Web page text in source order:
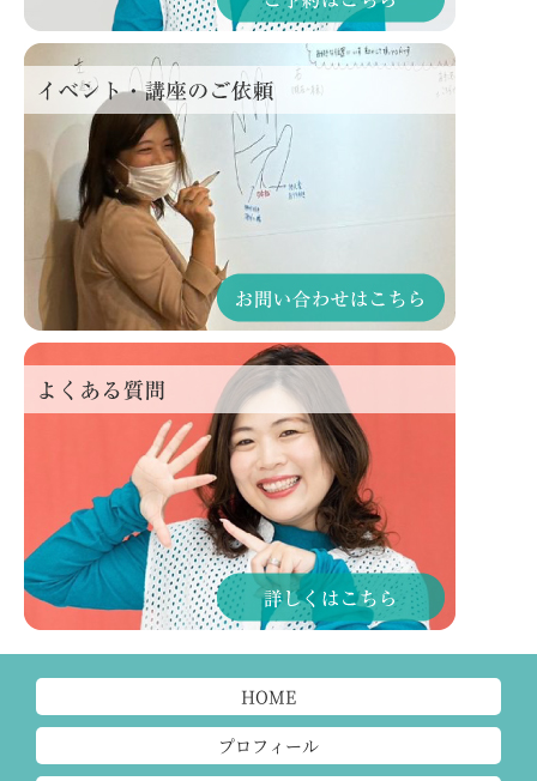
HOME
プロフィール